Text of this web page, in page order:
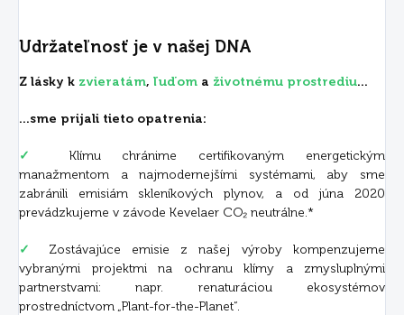
Udržateľnosť je v našej DNA
Z lásky k zvieratám, ľuďom a životnému prostrediu...
...sme prijali tieto opatrenia:
✓
Klímu chránime certifikovaným energetickým
manažmentom a najmodernejšími systémami, aby sme
zabránili emisiám skleníkových plynov, a od júna 2020
prevádzkujeme v závode Kevelaer CO₂ neutrálne.*
✓ Zostávajúce emisie z našej výroby kompenzujeme
vybranými projektmi na ochranu klímy a zmysluplnými
partnerstvami: napr. renaturáciou ekosystémov
prostredníctvom „Plant-for-the-Planet“.